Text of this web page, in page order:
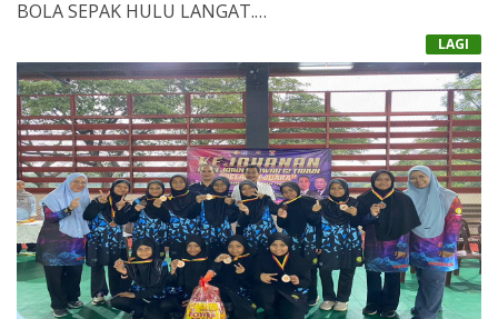
BOLA SEPAK HULU LANGAT.
MEREKA TELAH MEWAKILI ZON KAJANG DAN ZON
KAJANG TELAH MENJUARAI MSSD BOLA SEPAK HULU
LANGAT (JOHAN)&NBSP;
MUHAMAMAD ADAM ZAKWAN BIN MOHD RHADZI
JUGA TELAH DINOBATKAN SEBAGAI PENJARING
TERBANYAK KEJOHANAN&NBSP;
&NBSP;TAHNIAH
!
LAGI